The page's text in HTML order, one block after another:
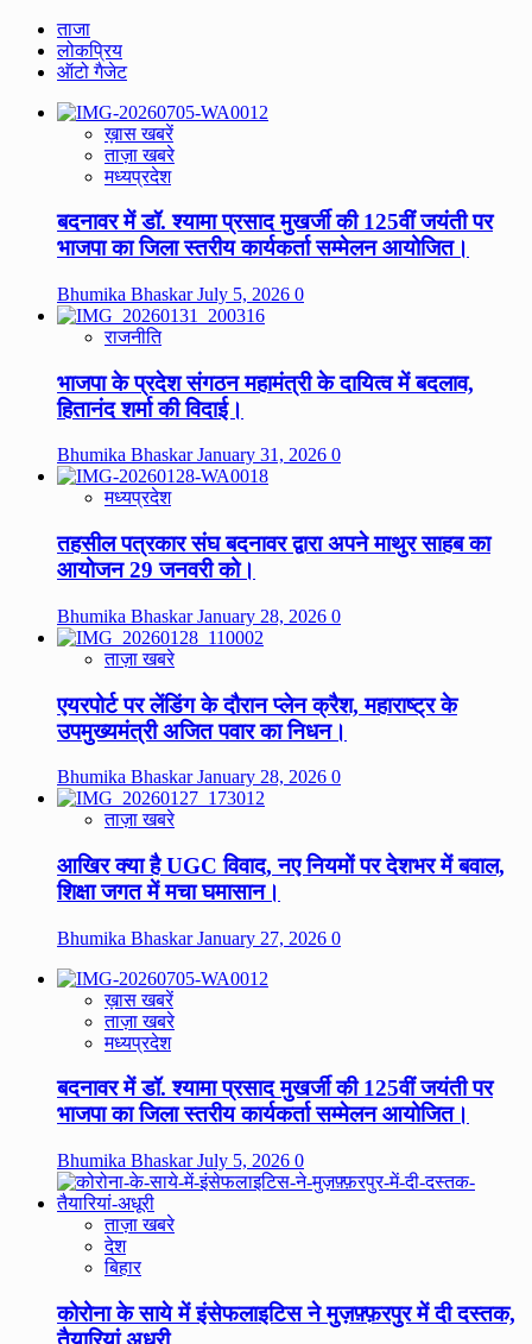
ताजा
लोकप्रिय
ऑटो गैजेट
ख़ास खबरें
ताज़ा खबरे
मध्यप्रदेश
बदनावर में डॉ. श्यामा प्रसाद मुखर्जी की 125वीं जयंती पर
भाजपा का जिला स्तरीय कार्यकर्ता सम्मेलन आयोजित।
Bhumika BhaskarJuly 5, 2026 0
राजनीति
भाजपा के प्रदेश संगठन महामंत्री के दायित्व में बदलाव,
हितानंद शर्मा की विदाई।
Bhumika BhaskarJanuary 31, 2026 0
मध्यप्रदेश
तहसील पत्रकार संघ बदनावर द्वारा अपने माथुर साहब का
आयोजन 29 जनवरी को।
Bhumika BhaskarJanuary 28, 2026 0
ताज़ा खबरे
एयरपोर्ट पर लेंडिंग के दौरान प्लेन क्रैश, महाराष्ट्र के
उपमुख्यमंत्री अजित पवार का निधन।
Bhumika BhaskarJanuary 28, 2026 0
ताज़ा खबरे
आखिर क्या है UGC विवाद, नए नियमों पर देशभर में बवाल,
शिक्षा जगत में मचा घमासान।
Bhumika BhaskarJanuary 27, 2026 0
ख़ास खबरें
ताज़ा खबरे
मध्यप्रदेश
बदनावर में डॉ. श्यामा प्रसाद मुखर्जी की 125वीं जयंती पर
भाजपा का जिला स्तरीय कार्यकर्ता सम्मेलन आयोजित।
Bhumika BhaskarJuly 5, 2026 0
ताज़ा खबरे
देश
बिहार
कोरोना के साये में इंसेफलाइटिस ने मुज़फ़्फ़रपुर में दी दस्तक,